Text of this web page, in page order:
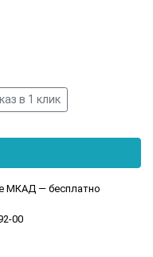
МКАД — бесплатно
00